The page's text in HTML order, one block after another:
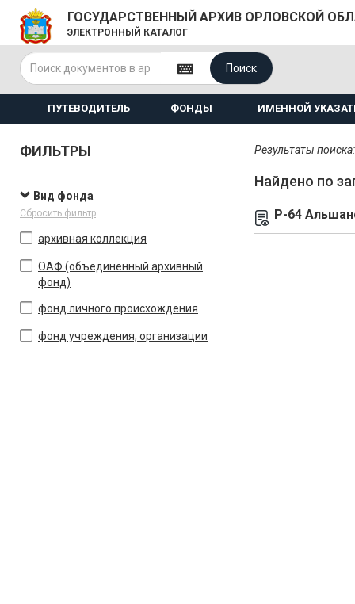
ГОСУДАРСТВЕННЫЙ АРХИВ ОРЛОВСКОЙ
ЭЛЕКТРОННЫЙ КАТАЛОГ
Поиск
ПУТЕВОДИТЕЛЬ ФОНДЫ ИМЕННОЙ
ФИЛЬТРЫ
Вид фонда
Сбросить фильтр
архивная коллекция
ОАФ (объединенный архивный
фонд)
фонд личного происхождения
фонд учреждения, организации
Результаты
Найдено по
Р-64